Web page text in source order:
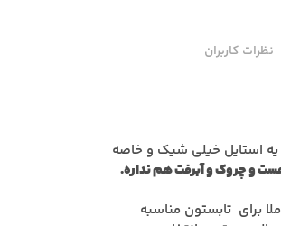
نظرات کاربران
استایل خیلی شیک و خاصه
و چروک و آبرفت هم نداره.
برای تابستون مناسبه